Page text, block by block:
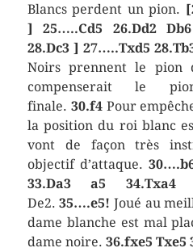
Blancs perdent un pion.
]25…..Cd5 26.Dd2
28.Dc3 ] 27…..Txd5
Noirs prennent le pion
compenserait le
finale. 30.f4Pour
la position du roi blanc
vont de façon très
objectif d’attaque.
33.Da3 a5 34.Txa4
De2.35….e5! Joué au
dame blanche est mal
dame noire. 36.fxe5 Txe5